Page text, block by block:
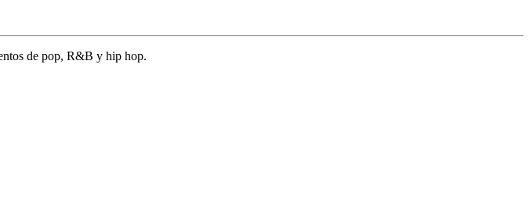
de pop, R&B y hip hop.